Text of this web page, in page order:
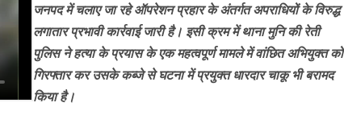
जनपद में चलाए जा रहे ऑपरेशन प्रहार के अंतर्गत अपराधियों के विरुद्ध
लगातार प्रभावी कार्रवाई जारी है। इसी क्रम में थाना मुनि की रेती
पुलिस ने हत्या के प्रयास के एक महत्वपूर्ण मामले में वांछित अभियुक्त को
गिरफ्तार कर उसके कब्जे से घटना में प्रयुक्त धारदार चाकू भी बरामद
किया है।